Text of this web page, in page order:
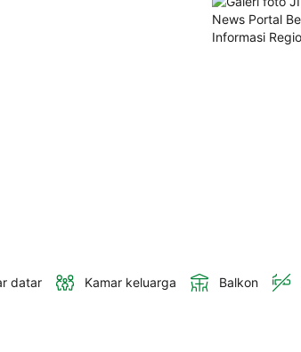
datar Kamar keluarga Balkon